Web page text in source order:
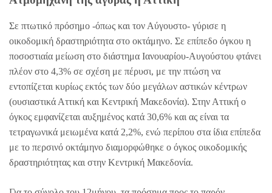
Σε πτωτικό πρόσημο -όπως και τον Αύγουστο- γύρισε η
οικοδομική δραστηριότητα στο οκτάμηνο. Σε επίπεδο όγκου η
ποσοστιαία μείωση στο διάστημα Ιανουαρίου-Αυγούστου φτάνει
πλέον στο 4,3% σε σχέση με πέρυσι, με την πτώση να
εντοπίζεται κυρίως εκτός των δύο μεγάλων αστικών κέντρων
(ουσιαστικά Αττική και Κεντρική Μακεδονία). Στην Αττική ο
όγκος εμφανίζεται αυξημένος κατά 30,6% και ας είναι τα
τετραγωνικά μειωμένα κατά 2,2%, ενώ περίπου στα ίδια επίπεδα
με το περσινό οκτάμηνο διαμορφώθηκε ο όγκος οικοδομικής
δραστηριότητας και στην Κεντρική Μακεδονία.